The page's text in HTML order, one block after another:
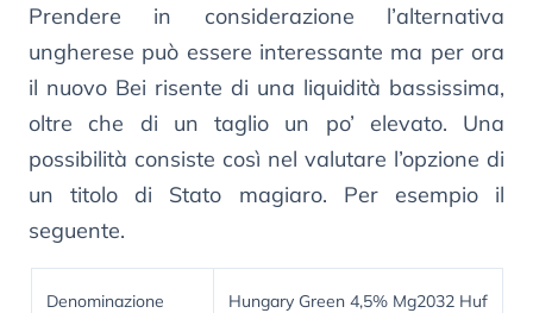
Prendere in considerazione l’alternativa
ungherese può essere interessante ma per ora
il nuovo Bei risente di una liquidità bassissima,
oltre che di un taglio un po’ elevato. Una
possibilità consiste così nel valutare l’opzione di
un titolo di Stato magiaro. Per esempio il
seguente.
Denominazione Hungary Green 4,5% Mg2032 Huf